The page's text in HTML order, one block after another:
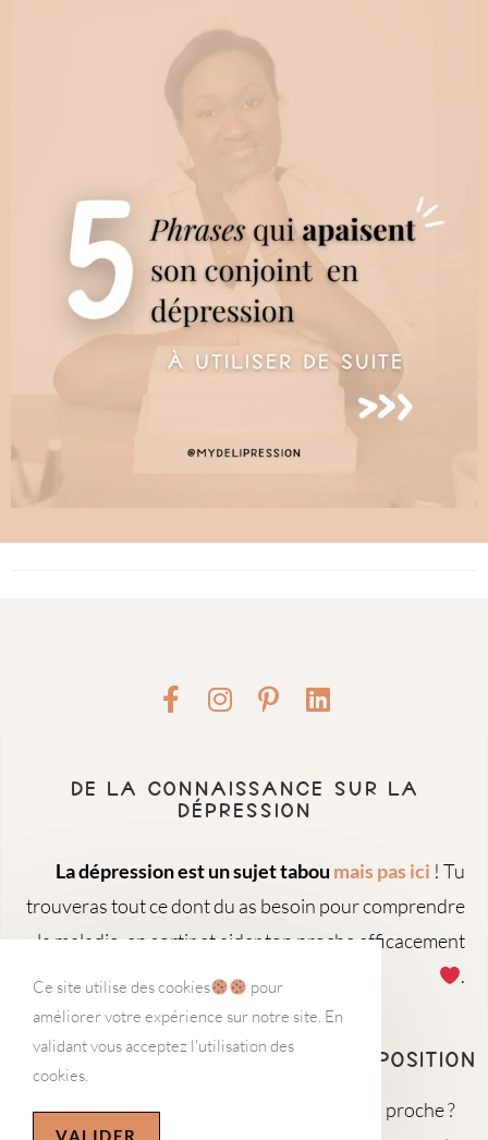
De la connaissance sur la
dépression
La dépression est un sujet tabou mais pas ici ! Tu
trouveras tout ce dont du as besoin pour comprendre
la maladie, en sortir et aider ton proche efficacement
.
À ta disposition
Perdu face à ta dépression ou celle de ton proche ?
Ce site utilise des cookies
pour
améliorer votre expérience sur notre site. En
validant vous acceptez l'utilisation des
cookies.
VALIDER